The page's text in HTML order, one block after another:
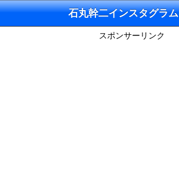
石丸幹二インスタグラム
スポンサーリンク